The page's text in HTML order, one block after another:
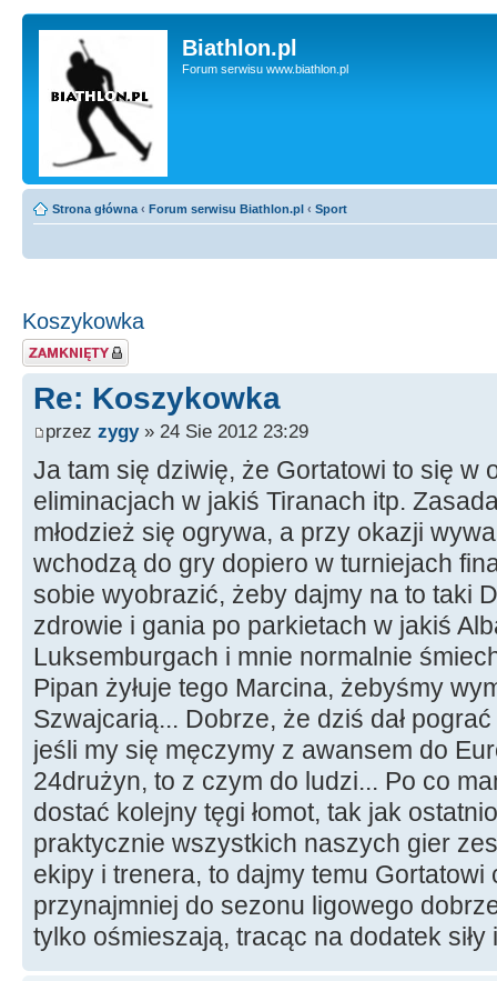
Biathlon.pl
Forum serwisu www.biathlon.pl
Strona główna ‹ Forum serwisu Biathlon.pl ‹ Sport
Koszykowka
Zablokowany temat
Re: Koszykowka
przez zygy» 24 Sie 2012 23:29
Ja tam się dziwię, że Gortatowi to się w
eliminacjach w jakiś Tiranach itp.
młodzież się ogrywa, a przy okazji
wchodzą do gry dopiero w turniejach
sobie wyobrazić, żeby dajmy na to taki
zdrowie i gania po parkietach w jakiś
Luksemburgach i mnie normalnie
Pipan żyłuje tego Marcina, żebyśmy
Szwajcarią... Dobrze, że dziś dał
jeśli my się męczymy z awansem do
24drużyn, to z czym do ludzi... Po co
dostać kolejny tęgi łomot, tak jak
praktycznie wszystkich naszych gier
ekipy i trenera, to dajmy temu
przynajmniej do sezonu ligowego
tylko ośmieszają, tracąc na dodatek siły